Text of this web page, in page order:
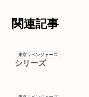
関連記事
東京リベンジャーズ
シリーズ